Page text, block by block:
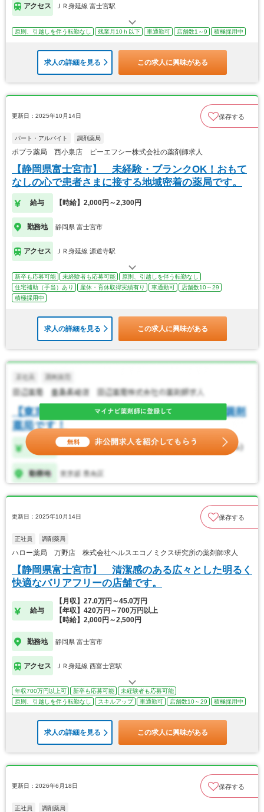
アクセス ＪＲ身延線 富士宮駅
原則、引越しを伴う転勤なし 残業月10ｈ以下 車通勤可 店舗数1～9 積極採用中
求人の詳細を見る この求人に興味がある
更新日：2025年10月14日 保存する
パート・アルバイト 調剤薬局
ポプラ薬局 西小泉店 ピーエフシー株式会社の薬剤師求人
【静岡県富士宮市】 未経験・ブランクOK！おもて
なしの心で患者さまに接する地域密着の薬局です。
給与 【時給】2,000円～2,300円
勤務地 静岡県 富士宮市
アクセス ＪＲ身延線 源道寺駅
新卒も応募可能 未経験者も応募可能
原則、引越しを伴う転勤なし
住宅補助（手当）あり
産休・育休取得実績有り 車通勤可
店舗数10～29
積極採用中
求人の詳細を見る この求人に興味がある
更新日：2025年10月14日 保存する
正社員 調剤薬局
ハロー薬局 万野店 株式会社ヘルスエコノミクス研究所の薬剤師求人
【静岡県富士宮市】 清潔感のある広々とした明るく
快適なバリアフリーの店舗です。
給与
【月収】27.0万円～45.0万円
【年収】420万円～700万円以上
【時給】2,000円～2,500円
勤務地 静岡県 富士宮市
アクセス ＪＲ身延線 西富士宮駅
年収700万円以上可 新卒も応募可能
未経験者も応募可能
原則、引越しを伴う転勤なし
スキルアップ 車通勤可 店舗数10～29 積極採用中
求人の詳細を見る この求人に興味がある
更新日：2026年6月18日 保存する
正社員 調剤薬局